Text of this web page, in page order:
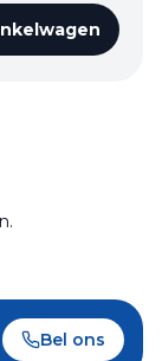
Bel ons